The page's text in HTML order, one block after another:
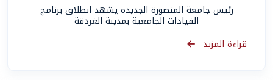
رئيس جامعة المنصورة الجديدة يشهد انطلاق برنامج
القيادات الجامعية بمدينة الغردقة
قراءة المزيد